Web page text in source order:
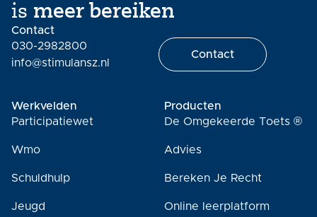
is meer bereiken
Contact
030-2982800
info@stimulansz.nl
Contact
Werkvelden
Participatiewet
Wmo
Schuldhulp
Jeugd
Producten
De Omgekeerde Toets ®
Advies
Bereken Je Recht
Online leerplatform